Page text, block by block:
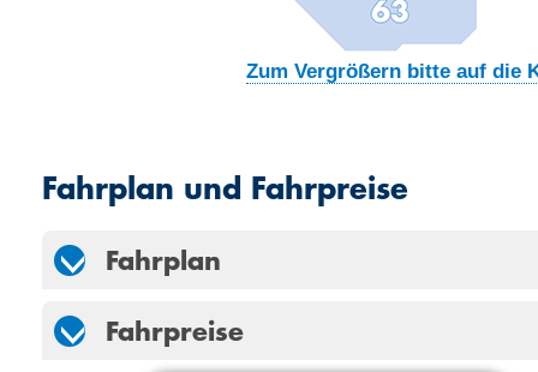
Zum Vergrößern bitte auf die
Fahrplan und Fahrpreise
Fahrplan
Fahrpreise